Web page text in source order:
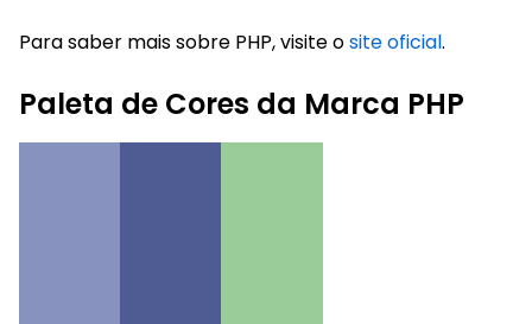
Para saber mais sobre PHP, visite osite oficial.
Paleta de Cores da Marca PHP